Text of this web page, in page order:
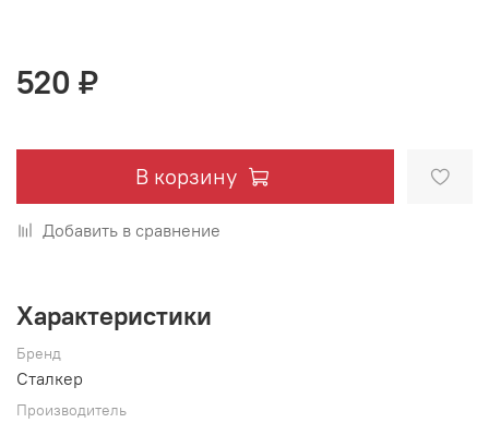
520 ₽
В корзину
Добавить в сравнение
Характеристики
Бренд
Сталкер
Производитель